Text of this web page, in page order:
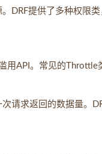
DRF提供了多种权限类
用API。常见的Throttle
请求返回的数据量。